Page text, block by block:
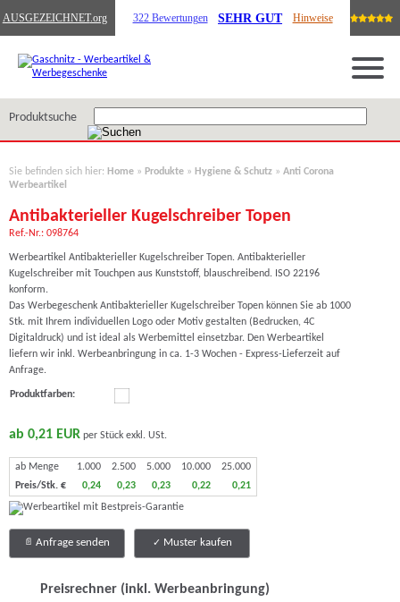
AUSGEZEICHNET.org 322 Bewertungen SEHR GUT Hinweise
Produktsuche
Sie befinden sich hier: Home » Produkte » Hygiene & Schutz » Anti Corona
Werbeartikel
Antibakterieller Kugelschreiber Topen
Ref.-Nr.: 098764
Werbeartikel Antibakterieller Kugelschreiber Topen. Antibakterieller
Kugelschreiber mit Touchpen aus Kunststoff, blauschreibend. ISO 22196
konform.
Das Werbegeschenk Antibakterieller Kugelschreiber Topen können Sie ab 1000
Stk. mit Ihrem individuellen Logo oder Motiv gestalten (Bedrucken, 4C
Digitaldruck) und ist ideal als Werbemittel einsetzbar. Den Werbeartikel
liefern wir inkl. Werbeanbringung in ca. 1-3 Wochen - Express-Lieferzeit auf
Anfrage.
Produktfarben:
ab 0,21 EUR per Stück exkl. USt.
ab Menge 1.000 2.500 5.000 10.000
25.000
Preis/Stk. €
0,24 0,23 0,23 0,22 0,21
Anfrage senden Muster kaufen
Preisrechner (inkl. Werbeanbringung)